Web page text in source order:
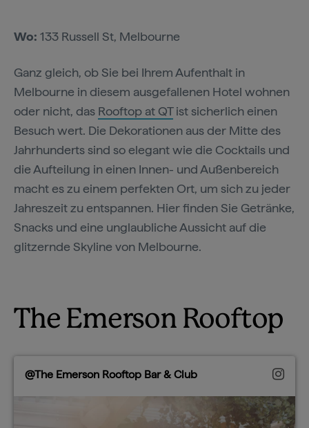
Wo: 133 Russell St, Melbourne
Ganz gleich, ob Sie bei Ihrem Aufenthalt in
Melbourne in diesem ausgefallenen Hotel wohnen
oder nicht, das Rooftop at QTist sicherlich einen
Besuch wert. Die Dekorationen aus der Mitte des
Jahrhunderts sind so elegant wie die Cocktails und
die Aufteilung in einen Innen- und Außenbereich
macht es zu einem perfekten Ort, um sich zu jeder
Jahreszeit zu entspannen. Hier finden Sie Getränke,
Snacks und eine unglaubliche Aussicht auf die
glitzernde Skyline von Melbourne.
The Emerson Rooftop
@The Emerson Rooftop Bar & Club